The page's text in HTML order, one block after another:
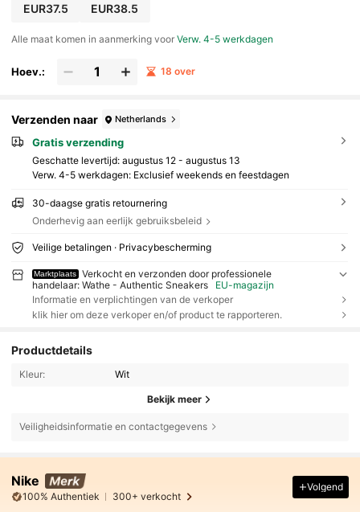
EUR37.5 EUR38.5
Alle maat komen in aanmerking voorVerw. 4-5 werkdagen
Hoev.: 18 over
Verzenden naar Netherlands
Gratis verzending
Geschatte levertijd: augustus 12 - augustus 13
Verw. 4-5 werkdagen: Exclusief weekends en feestdagen
30-daagse gratis retournering
Onderhevig aan eerlijk gebruiksbeleid
Veilige betalingen · Privacybescherming
Marktplaats
Verkocht en verzonden door professionele
handelaar: Wathe - Authentic Sneakers
EU-magazijn
Informatie en verplichtingen van de verkoper
klik hier om deze verkoper en/of product te rapporteren.
Productdetails
Kleur: Wit
Bekijk meer
Veiligheidsinformatie en contactgegevens
Nike
100% Authentiek 300+ verkocht
Volgend